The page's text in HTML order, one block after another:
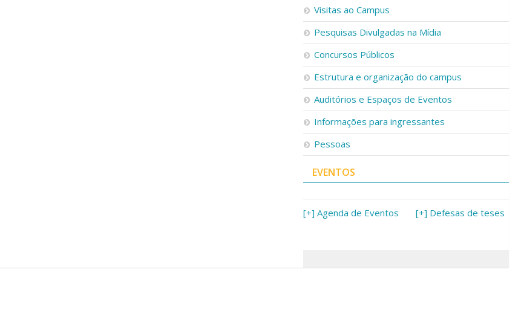
Visitas ao Campus
Pesquisas Divulgadas na Mídia
Concursos Públicos
Estrutura e organização do campus
Auditórios e Espaços de Eventos
Informações para ingressantes
Pessoas
EVENTOS
[+] Agenda de Eventos [+] Defesas de teses